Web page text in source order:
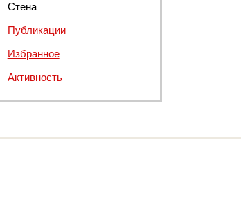
Стена
Публикации
Избранное
Активность